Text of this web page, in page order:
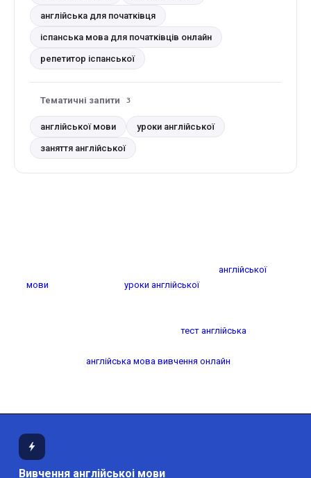
англійська для початківця
іспанська мова для початківців онлайн
репетитор іспанської
Тематичні запити 3
англійської мови уроки англійської
заняття англійської
англійської
мови
уроки англійськоїдля дітей. Заняття
тест англійська
англійська мова вивчення онлайн
Вивчення англійськоі мови